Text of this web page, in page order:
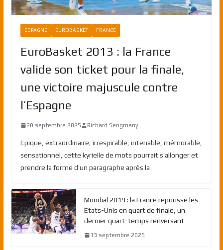
ESPAGNE EUROBASKET FRANCE
EuroBasket 2013 : la France
valide son ticket pour la finale,
une victoire majuscule contre
l’Espagne
20 septembre 2025 Richard Sengmany
Epique, extraordinaire, irrespirable, intenable, mémorable,
sensationnel, cette kyrielle de mots pourrait s’allonger et
prendre la forme d’un paragraphe après la
Mondial 2019 : la France repousse les
Etats-Unis en quart de finale, un
dernier quart-temps renversant
13 septembre 2025